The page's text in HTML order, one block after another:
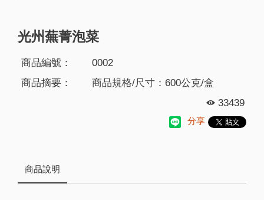
光州蕪菁泡菜
商品編號：
0002
商品摘要：
商品規格/尺寸：600公克/盒
33439
分享
商品說明